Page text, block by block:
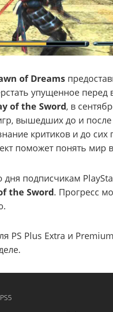
of Dreams
упущенное
of the Sword, в
вышедших до и после
критиков и до сих
поможет понять мир
дня подписчикам
the Sword. Прогресс
PS Plus Extra и